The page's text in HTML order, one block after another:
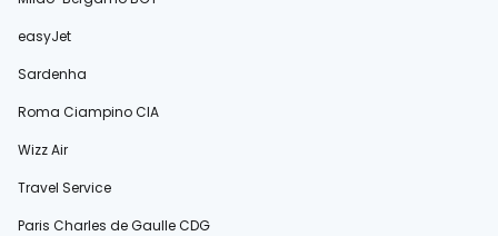
easyJet
Sardenha
Roma Ciampino CIA
Wizz Air
Travel Service
Paris Charles de Gaulle CDG